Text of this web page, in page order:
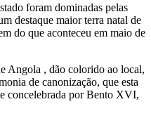
foram dominadas pelas
destaque maior terra natal de
do que aconteceu em maio de
Angola , dão colorido ao local,
de canonização, que esta
concelebrada por Bento XVI,